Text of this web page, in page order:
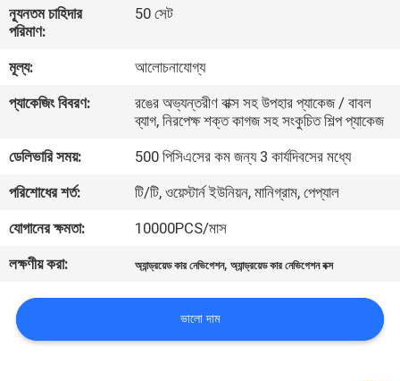
কারখানা
মান
যোগাযোগ
করুন
কেস
ন্যূনতম চাহিদার
পরিমাণ:
50 সেট
মূল্য:
আলোচনাযোগ্য
প্যাকেজিং বিবরণ:
রঙের অভ্যন্তরীণ বাক্স সহ উপহার প্যাকেজ / বাবল
ব্যাগ, নিরপেক্ষ শক্ত কাগজ সহ সংকুচিত শিল্প প্যাকেজ
ডেলিভারি সময়:
500 পিসিএসের কম জন্য 3 কার্যদিবসের মধ্যে
পরিশোধের শর্ত:
টি/টি, ওয়েস্টার্ন ইউনিয়ন, মানিগ্রাম, পেপ্যাল
যোগানের ক্ষমতা:
10000PCS/মাস
লক্ষণীয় করা:
অ্যান্ড্রয়েড কার নেভিগেশন,অ্যান্ড্রয়েড কার নেভিগেশন বক্স
ভালো দাম